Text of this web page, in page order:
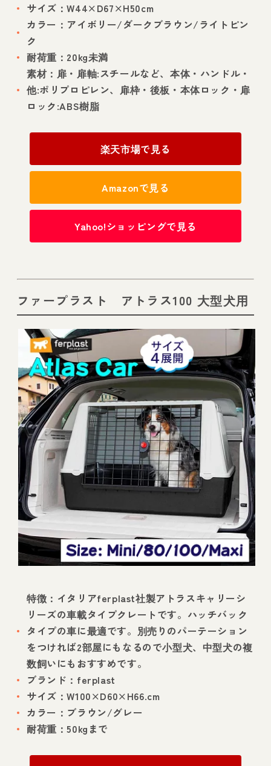
サイズ：W44×D67×H50cm
カラー：アイボリー/ダークブラウン/ライトピン
ク
耐荷重：20kg未満
素材：扉・扉軸:スチールなど、本体・ハンドル・
他:ポリプロピレン、扉枠・後板・本体ロック・扉
ロック:ABS樹脂
楽天市場で見る
Amazonで見る
Yahoo!ショッピングで見る
ファープラスト アトラス100 大型犬用
特徴：イタリアferplast社製アトラスキャリーシ
リーズの車載タイプクレートです。ハッチバック
タイプの車に最適です。別売りのパーテーション
をつければ2部屋にもなるので小型犬、中型犬の複
数飼いにもおすすめです。
ブランド：ferplast
サイズ：W100×D60×H66.cm
カラー：ブラウン/グレー
耐荷重：50kgまで